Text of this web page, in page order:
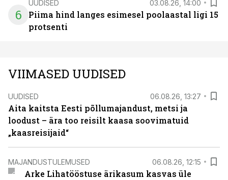
6
UUDISED 03.08.26, 14:00
Piima hind langes esimesel poolaastal ligi 15
protsenti
VIIMASED UUDISED
UUDISED 06.08.26, 13:27
Aita kaitsta Eesti põllumajandust, metsi ja
loodust – ära too reisilt kaasa soovimatuid
„kaasreisijaid“
MAJANDUSTULEMUSED 06.08.26, 12:15
Arke Lihatööstuse ärikasum kasvas üle